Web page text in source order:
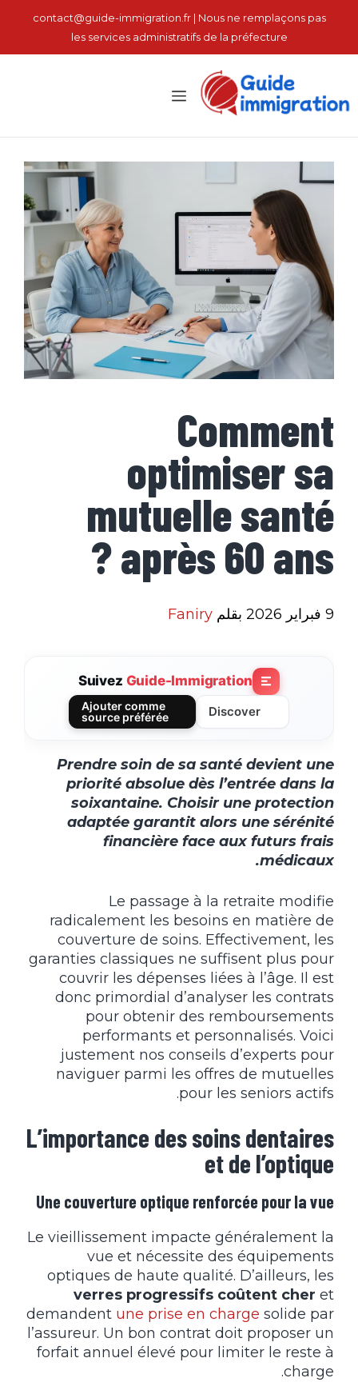
contact@guide-immigration.fr | Nous ne remplaçons pas
les services administratifs de la préfecture
القائمة
Comment
optimiser sa
mutuelle santé
après 60 ans ?
9 فبراير 2026 بقلم Faniry
Suivez Guide-Immigration
Discover
Ajouter comme
source préférée
Prendre soin de sa santé devient une
priorité absolue dès l’entrée dans la
soixantaine. Choisir une protection
adaptée garantit alors une sérénité
financière face aux futurs frais
médicaux.
Le passage à la retraite modifie
radicalement les besoins en matière de
couverture de soins. Effectivement, les
garanties classiques ne suffisent plus pour
couvrir les dépenses liées à l’âge. Il est
donc primordial d’analyser les contrats
pour obtenir des remboursements
performants et personnalisés. Voici
justement nos conseils d’experts pour
naviguer parmi les offres de mutuelles
pour les seniors actifs.
L’importance des soins dentaires
et de l’optique
Une couverture optique renforcée pour la vue
Le vieillissement impacte généralement la
vue et nécessite des équipements
optiques de haute qualité. D’ailleurs, les
verres progressifs coûtent cher et
demandent une prise en charge solide par
l’assureur. Un bon contrat doit proposer un
forfait annuel élevé pour limiter le reste à
charge.